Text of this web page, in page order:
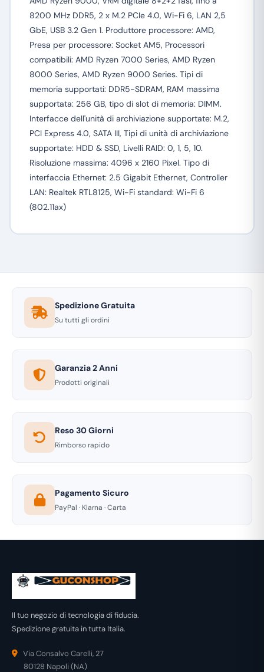
8200 MHz DDR5, 2 x M.2 PCIe 4.0, Wi-Fi 6, LAN 2,5
GbE, USB 3.2 Gen 1. Produttore processore: AMD,
Presa per processore: Socket AM5, Processori
compatibili: AMD Ryzen 7000 Series, AMD Ryzen
8000 Series, AMD Ryzen 9000 Series. Tipi di
memoria supportati: DDR5-SDRAM, RAM massima
supportata: 256 GB, tipo di slot di memoria: DIMM.
Interfacce dell'unità di archiviazione supportate: M.2,
PCI Express 4.0, SATA III, Tipi di unità di archiviazione
supportate: HDD & SSD, Livelli RAID: 0, 1, 5, 10.
Risoluzione massima: 4096 x 2160 Pixel. Tipo di
interfaccia Ethernet: 2.5 Gigabit Ethernet, Controller
LAN: Realtek RTL8125, Wi-Fi standard: Wi-Fi 6
(802.11ax)
Spedizione Gratuita
Su tutti gli ordini
Garanzia 2 Anni
Prodotti originali
Reso 30 Giorni
Rimborso rapido
Pagamento Sicuro
PayPal · Klarna · Carta
Il tuo negozio di tecnologia di fiducia.
Spedizione gratuita in tutta Italia.
Via Consalvo Carelli, 27
80128 Napoli (NA)